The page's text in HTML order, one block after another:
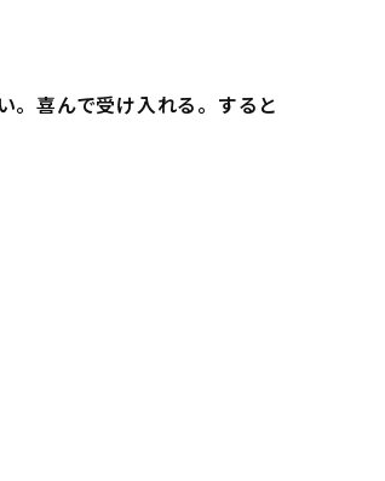
。喜んで受け入れる。すると